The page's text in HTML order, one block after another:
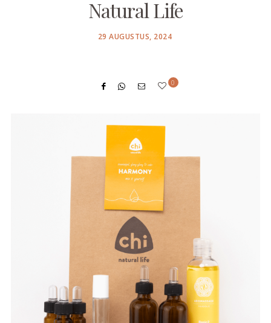
Natural Life
POSTED
29 AUGUSTUS, 2024
0